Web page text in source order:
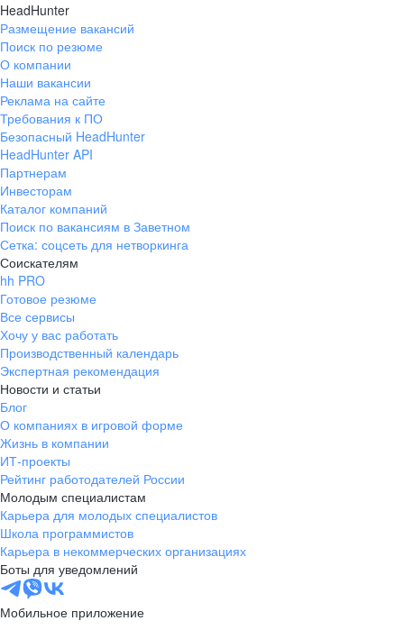
HeadHunter
Размещение вакансий
Поиск по резюме
О компании
Наши вакансии
Реклама на сайте
Требования к ПО
Безопасный HeadHunter
HeadHunter API
Партнерам
Инвесторам
Каталог компаний
Поиск по вакансиям в Заветном
Сетка: соцсеть для нетворкинга
Соискателям
hh PRO
Готовое резюме
Все сервисы
Хочу у вас работать
Производственный календарь
Экспертная рекомендация
Новости и статьи
Блог
О компаниях в игровой форме
Жизнь в компании
ИТ-проекты
Рейтинг работодателей России
Молодым специалистам
Карьера для молодых специалистов
Школа программистов
Карьера в некоммерческих организациях
Боты для уведомлений
Мобильное приложение